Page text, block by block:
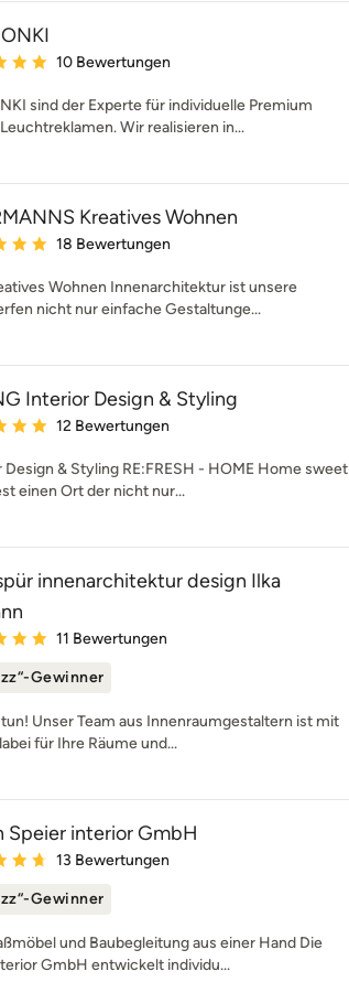
Bewertung: 5 von 5 Sternen
10 Bewertungen
sind der Experte für individuelle Premium
Wir realisieren in...
Kreatives Wohnen
Bewertung: 5 von 5 Sternen
18 Bewertungen
Wohnen Innenarchitektur ist unsere
nicht nur einfache Gestaltunge...
Interior Design & Styling
Bewertung: 5 von 5 Sternen
12 Bewertungen
Design & Styling RE:FRESH - HOME Home sweet
einen Ort der nicht nur...
innenarchitektur design Ilka
Bewertung: 4.9 von 5 Sternen
11 Bewertungen
Gewinner
Unser Team aus Innenraumgestaltern ist mit
für Ihre Räume und...
Speier interior GmbH
Bewertung: 4.7 von 5 Sternen
13 Bewertungen
Gewinner
und Baubegleitung aus einer Hand Die
GmbH entwickelt individu...